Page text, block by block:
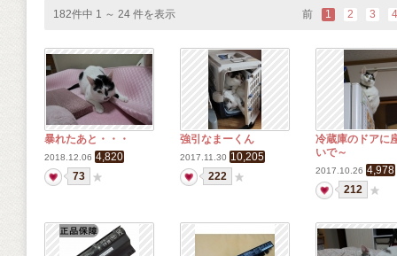
182件中 1 ～ 24 件を表示 前 1 2 3 4
暴れたあと・・・
2018.12.06 4,820
73
強引なまーくん
2017.11.30 10,205
222
冷蔵庫のドアに
いで～
2017.10.26 4,978
212